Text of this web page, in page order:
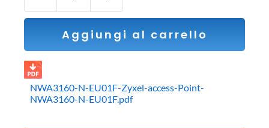
Access
Wireless
Aggiungi al carrello
NWA3160-N-EU01F-Zyxel-access-Point-
NWA3160-N-EU01F.pdf